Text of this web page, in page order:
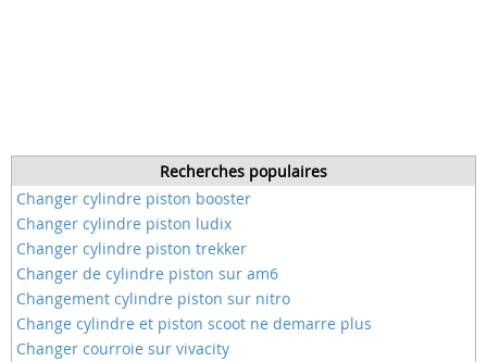
Recherches populaires
Changer cylindre piston booster
Changer cylindre piston ludix
Changer cylindre piston trekker
Changer de cylindre piston sur am6
Changement cylindre piston sur nitro
Change cylindre et piston scoot ne demarre plus
Changer courroie sur vivacity